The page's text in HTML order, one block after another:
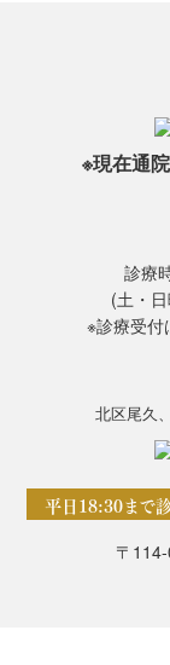
※現在通
診療
(土・
※診療受付
北区尾久
平日18:30まで
〒